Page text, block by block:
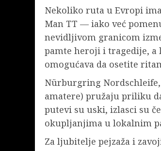
Nekoliko ruta u Evropi
Man TT — iako već
nevidljivom granicom
pamte heroji i tragedije, a
omogućava da osetite
Nürburgring
amatere) pružaju priliku
putevi su uski, izlasci su
okupljanjima u lokalnim
Za ljubitelje pejzaža i